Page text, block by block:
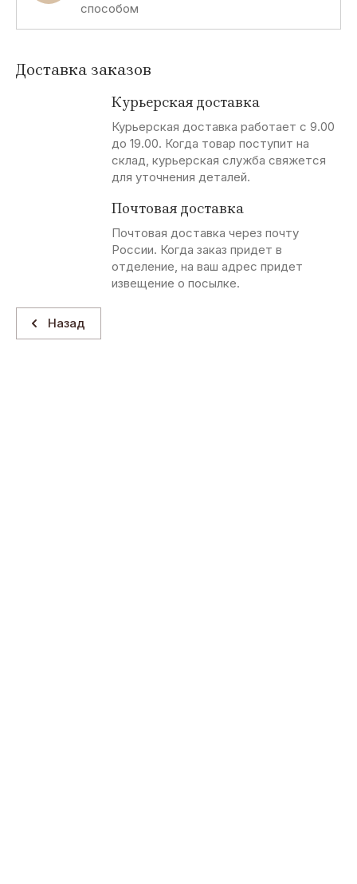
способом
Доставка заказов
Курьерская доставка
Курьерская доставка работает с 9.00
до 19.00. Когда товар поступит на
склад, курьерская служба свяжется
для уточнения деталей.
Почтовая доставка
Почтовая доставка через почту
России. Когда заказ придет в
отделение, на ваш адрес придет
извещение о посылке.
Назад